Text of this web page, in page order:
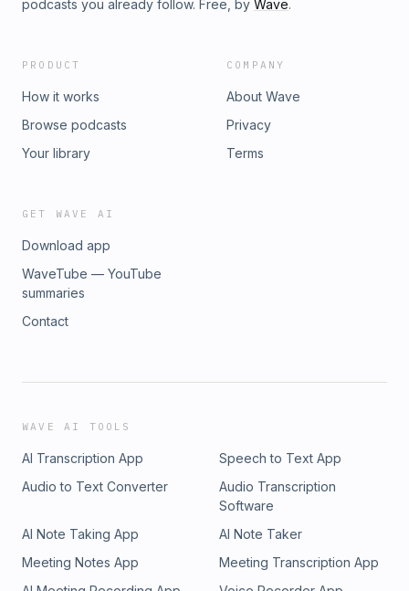
podcasts you already follow. Free, by Wave.
PRODUCT
How it works
Browse podcasts
Your library
COMPANY
About Wave
Privacy
Terms
GET WAVE AI
Download app
WaveTube — YouTube
summaries
Contact
WAVE AI TOOLS
AI Transcription App
Speech to Text App
Audio to Text Converter
Audio Transcription
Software
AI Note Taking App
AI Note Taker
Meeting Notes App
Meeting Transcription App